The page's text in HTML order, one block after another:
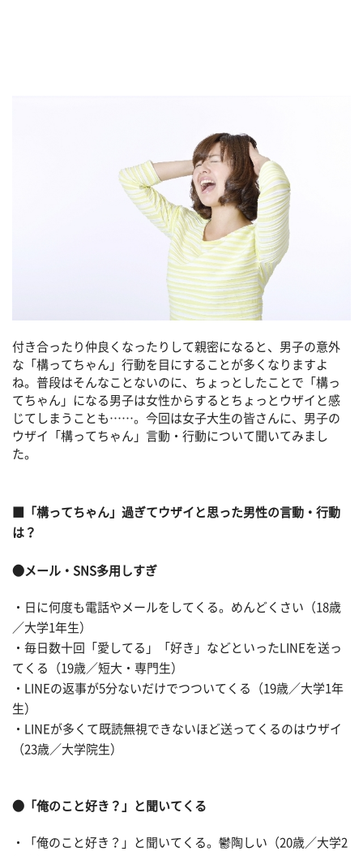
付き合ったり仲良くなったりして親密になると、男子の意外
な「構ってちゃん」行動を目にすることが多くなりますよ
ね。普段はそんなことないのに、ちょっとしたことで「構っ
てちゃん」になる男子は女性からするとちょっとウザイと感
じてしまうことも……。今回は女子大生の皆さんに、男子の
ウザイ「構ってちゃん」言動・行動について聞いてみまし
た。
■「構ってちゃん」過ぎてウザイと思った男性の言動・行動
は？
●メール・SNS多用しすぎ
・日に何度も電話やメールをしてくる。めんどくさい（18歳
／大学1年生）
・毎日数十回「愛してる」「好き」などといったLINEを送っ
てくる（19歳／短大・専門生）
・LINEの返事が5分ないだけでつついてくる（19歳／大学1年
生）
・LINEが多くて既読無視できないほど送ってくるのはウザイ
（23歳／大学院生）
●「俺のこと好き？」と聞いてくる
・「俺のこと好き？」と聞いてくる。鬱陶しい（20歳／大学2